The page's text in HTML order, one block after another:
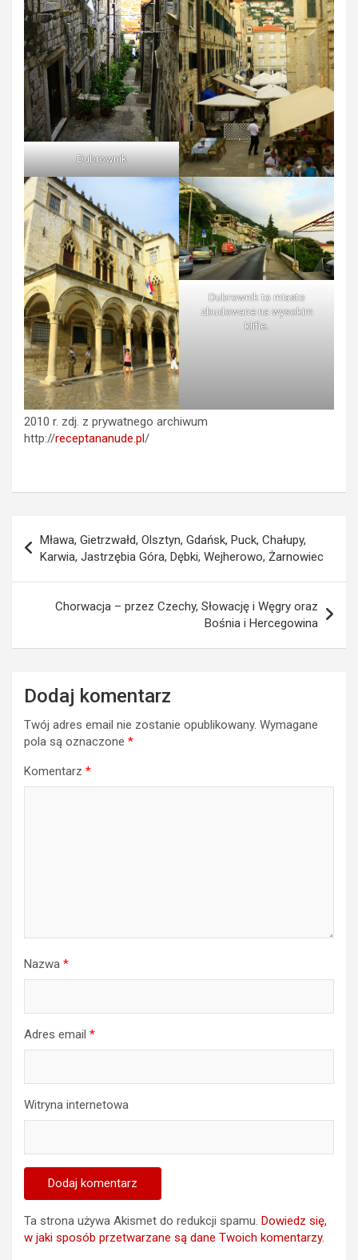
Dubrownik
Dubrownik to miasto
zbudowane na wysokim
klifie.
2010 r. zdj. z prywatnego archiwum
http://receptananude.pl/
wpisu
Mława, Gietrzwałd, Olsztyn, Gdańsk, Puck, Chałupy,
Karwia, Jastrzębia Góra, Dębki, Wejherowo, Żarnowiec
Chorwacja – przez Czechy, Słowację i Węgry oraz
Bośnia i Hercegowina
Dodaj komentarz
Twój adres email nie zostanie opublikowany. Wymagane
pola są oznaczone *
Komentarz *
Nazwa *
Adres email *
Witryna internetowa
Ta strona używa Akismet do redukcji spamu. Dowiedz się,
w jaki sposób przetwarzane są dane Twoich komentarzy.